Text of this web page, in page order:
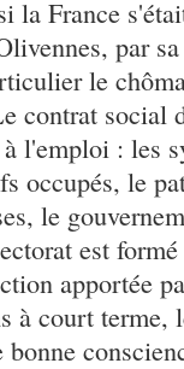
la France
par
le
contrat social
l'emploi : les
occupés, le
le
est
apportée
à court terme,